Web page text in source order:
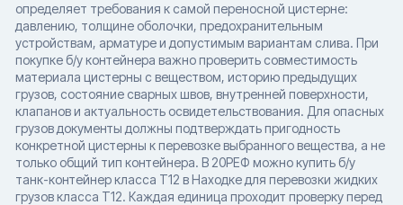
определяет требования к самой переносной цистерне:
давлению, толщине оболочки, предохранительным
устройствам, арматуре и допустимым вариантам слива. При
покупке б/у контейнера важно проверить совместимость
материала цистерны с веществом, историю предыдущих
грузов, состояние сварных швов, внутренней поверхности,
клапанов и актуальность освидетельствования. Для опасных
грузов документы должны подтверждать пригодность
конкретной цистерны к перевозке выбранного вещества, а не
только общий тип контейнера. В 20РЕФ можно купить б/у
танк-контейнер класса T12 в Находке для перевозки жидких
грузов класса T12. Каждая единица проходит проверку перед